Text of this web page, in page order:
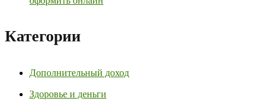
Категории
Дополнительный доход
Здоровье и деньги